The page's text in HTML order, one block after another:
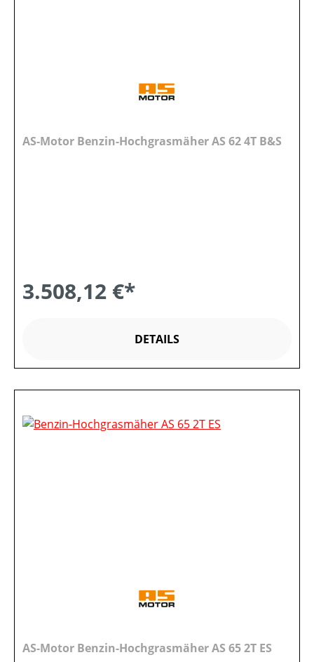
AS-Motor Benzin-Hochgrasmäher AS 62 4T B&S
3.508,12 €*
DETAILS
AS-Motor Benzin-Hochgrasmäher AS 65 2T ES